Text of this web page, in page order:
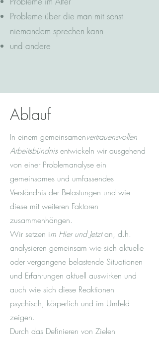
Probleme über die man mit sonst
niemandem sprechen kann
und andere
Ablauf
In einem gemeinsamenvertrauensvollen
Arbeitsbündnisentwickeln wir ausgehend
von einer Problemanalyse ein
gemeinsames und umfassendes
Verständnis der Belastungen und wie
diese mit weiteren Faktoren
zusammenhängen.
Wir setzen im Hier und Jetztan, d.h.
analysieren gemeinsam wie sich aktuelle
oder vergangene belastende Situationen
und Erfahrungen aktuell auswirken und
auch wie sich diese Reaktionen
psychisch, körperlich und im Umfeld
zeigen.
Durch das Definieren von Zielen